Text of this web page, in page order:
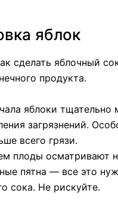
яблок
сделать яблочный
продукта.
яблоки
загрязнений.
всего грязи.
плоды осматривают
пятна — все это
сока. Не рискуйте.